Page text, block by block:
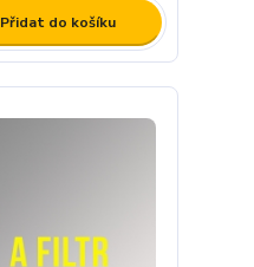
Přidat do košíku